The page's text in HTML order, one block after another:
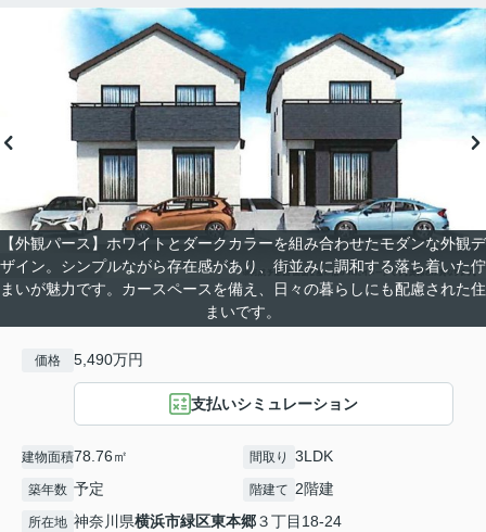
【外観パース】ホワイトとダークカラーを組み合わせたモダンな外観デ
ザイン。シンプルながら存在感があり、街並みに調和する落ち着いた佇
まいが魅力です。カースペースを備え、日々の暮らしにも配慮された住
まいです。
価格 5,490万円
支払いシミュレーション
建物面積78.76㎡ 間取り 3LDK
築年数 予定 階建て 2階建
所在地 神奈川県横浜市緑区東本郷３丁目18-24